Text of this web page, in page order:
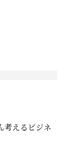
考えるビジネ